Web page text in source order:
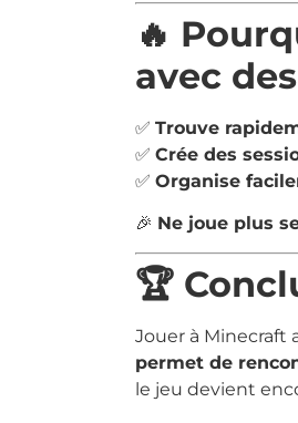
🔥
avec
✅ Trouve
✅ Crée des
✅ Organise
🎉 Ne joue plus
🏆
Jouer à Minecraft
permet de
le jeu devient